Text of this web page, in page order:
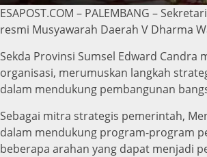
ESAPOST.COM – PALEMBANG –
resmi Musyawarah Daerah V Dharma
Sekda Provinsi Sumsel Edward
organisasi, merumuskan langkah
dalam mendukung pembangunan
Sebagai mitra strategis pemerintah,
dalam mendukung program-program
beberapa arahan yang dapat menjadi